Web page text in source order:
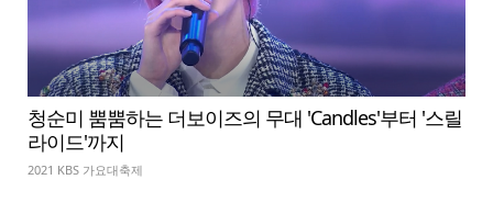
청순미 뿜뿜하는 더보이즈의 무대 'Candles'부터 '스릴
라이드'까지
2021 KBS 가요대축제